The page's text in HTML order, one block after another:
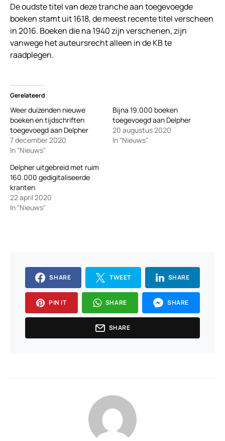
De oudste titel van deze tranche aan toegevoegde
boeken stamt uit 1618, de meest recente titel verscheen
in 2016. Boeken die na 1940 zijn verschenen, zijn
vanwege het auteursrecht alleen in de KB te
raadplegen.
Gerelateerd
Weer duizenden nieuwe
boeken en tijdschriften
toegevoegd aan Delpher
7 december 2020
In "Nieuws"
Bijna 19.000 boeken
toegevoegd aan Delpher
20 augustus 2020
In "Nieuws"
Delpher uitgebreid met ruim
160.000 gedigitaliseerde
kranten
22 april 2020
In "Nieuws"
SHARE TWEET SHARE
PIN IT SHARE SHARE
SHARE